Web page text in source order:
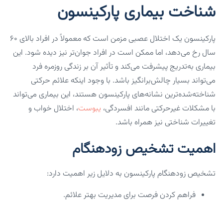
شناخت بیماری پارکینسون
پارکینسون یک اختلال عصبی مزمن است که معمولاً در افراد بالای ۶۰
سال رخ می‌دهد، اما ممکن است در افراد جوان‌تر نیز دیده شود. این
بیماری به‌تدریج پیشرفت می‌کند و تأثیر آن بر زندگی روزمره فرد
می‌تواند بسیار چالش‌برانگیز باشد. با وجود اینکه علائم حرکتی
شناخته‌شده‌ترین نشانه‌های پارکینسون هستند، این بیماری می‌تواند
با مشکلات غیرحرکتی مانند افسردگی، یبوست، اختلال خواب و
تغییرات شناختی نیز همراه باشد.
اهمیت تشخیص زودهنگام
تشخیص زودهنگام پارکینسون به دلایل زیر اهمیت دارد:
فراهم کردن فرصت برای مدیریت بهتر علائم.